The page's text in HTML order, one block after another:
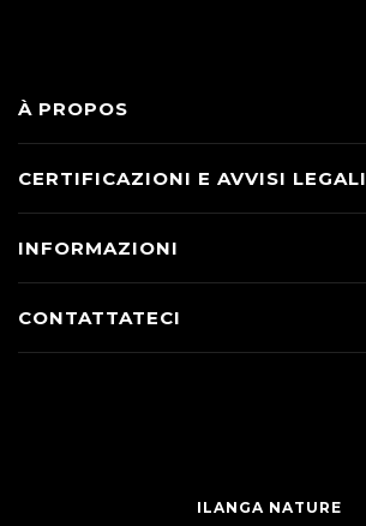
À PROPOS
CERTIFICAZIONI E AVVISI LEGALI
INFORMAZIONI
CONTATTATECI
ILANGA NATURE